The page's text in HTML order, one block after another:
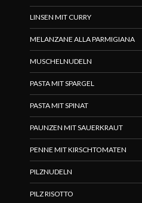
LINSEN MIT CURRY
MELANZANE ALLA PARMIGIANA
MUSCHELNUDELN
PASTA MIT SPARGEL
PASTA MIT SPINAT
PAUNZEN MIT SAUERKRAUT
PENNE MIT KIRSCHTOMATEN
PILZNUDELN
PILZ RISOTTO